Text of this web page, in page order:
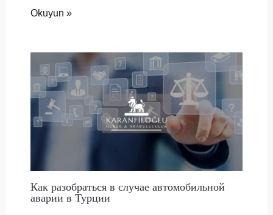
Okuyun »
Как разобраться в случае автомобильной
аварии в Турции